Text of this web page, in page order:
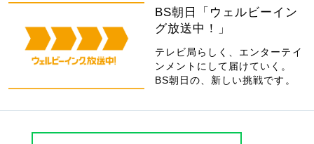
BS朝日「ウェルビーイン
グ放送中！」
テレビ局らしく、エンターテイ
ンメントにして届けていく。
BS朝日の、新しい挑戦です。